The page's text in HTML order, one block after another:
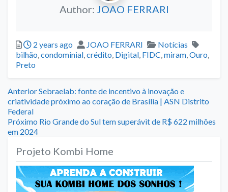
Author: JOAO FERRARI
Posted
2 years ago Author
JOAO FERRARI Categories
Notícias
Tags
bilhão,condominial,crédito, Digital, FIDC,miram,Ouro,
Preto
Navegação
de
Post
AnteriorPrevious
post:
Sebraelab: fonte de incentivo à inovação e
criatividade próximo ao coração de Brasília | ASN Distrito
Federal
Próximo Next
Rio Grande do Sul tem superávit de R$ 622 milhões
em 2024
Projeto Kombi Home